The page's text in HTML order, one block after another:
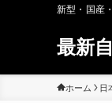
新型・国産
最新
ホーム 日